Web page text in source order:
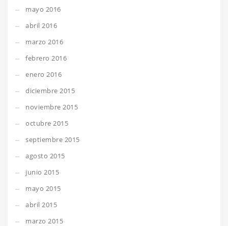
mayo 2016
abril 2016
marzo 2016
febrero 2016
enero 2016
diciembre 2015
noviembre 2015
octubre 2015
septiembre 2015
agosto 2015
junio 2015
mayo 2015
abril 2015
marzo 2015